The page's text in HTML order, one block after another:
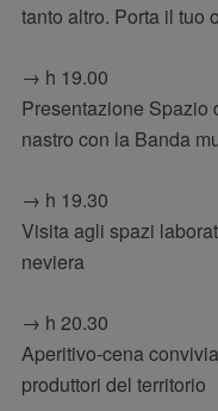
tanto altro. Porta il tuo
→ h 19.00
Presentazione Spazio
nastro con la Banda
→ h 19.30
Visita agli spazi
neviera
→ h 20.30
Aperitivo-cena
produttori del territorio